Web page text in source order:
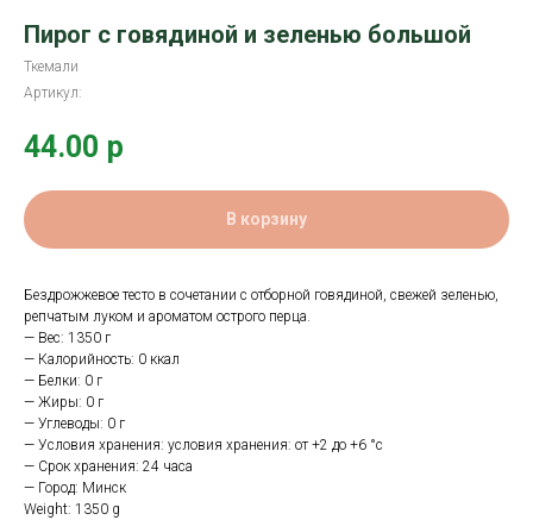
Пирог с говядиной и зеленью большой
Ткемали
Артикул:
44.00 р
В корзину
Бездрожжевое тесто в сочетании с отборной говядиной, свежей зеленью,
репчатым луком и ароматом острого перца.
— Вес: 1350 г
— Калорийность: 0 ккал
— Белки: 0 г
— Жиры: 0 г
— Углеводы: 0 г
— Условия хранения: условия хранения: от +2 до +6 °с
— Срок хранения: 24 часа
— Город: Минск
Weight: 1350 g